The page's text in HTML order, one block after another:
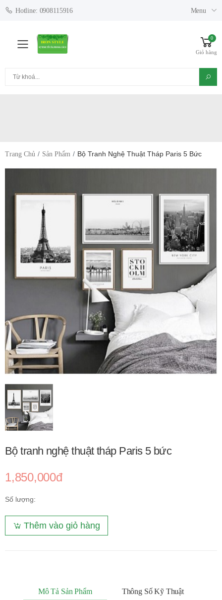
Hotline: 0908115916 Menu
Toggle mobile menu
0
Giỏ hàng
Trang Chủ Sản Phẩm Bộ Tranh Nghệ Thuật Tháp Paris 5 Bức
Bộ tranh nghệ thuật tháp Paris 5 bức
1,850,000đ
Số lượng:
Thêm vào giỏ hàng
Mô Tả Sản Phẩm Thông Số Kỹ Thuật